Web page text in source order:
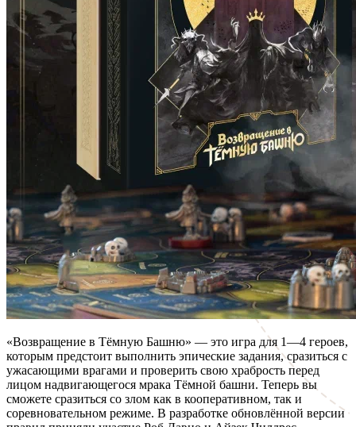
«Возвращение в Тёмную Башню» — это игра для 1—4 героев,
которым предстоит выполнить эпические задания, сразиться с
ужасающими врагами и проверить свою храбрость перед
лицом надвигающегося мрака Тёмной башни. Теперь вы
сможете сразиться со злом как в кооперативном, так и
соревновательном режиме. В разработке обновлённой версии